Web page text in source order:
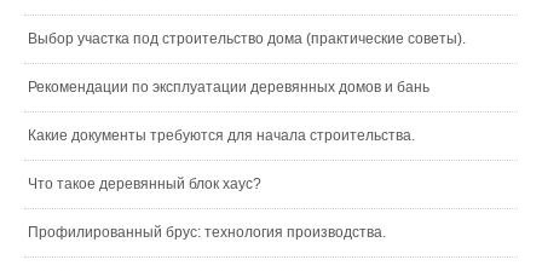
Выбор участка под строительство дома (практические советы).
Рекомендации по эксплуатации деревянных домов и бань
Какие документы требуются для начала строительства.
Что такое деревянный блок хаус?
Профилированный брус: технология производства.